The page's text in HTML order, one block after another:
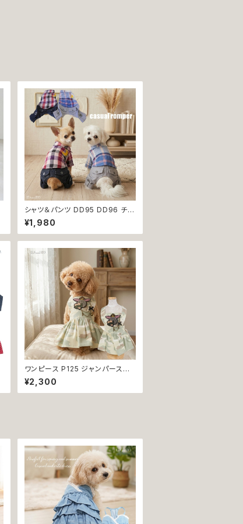
シャツ＆パンツ DD95 DD96 チェ
ック柄 星柄 半袖 つなぎ オールイ
ンワン カバーオール 犬用 猫用 犬
猫 ペット 服 犬服 猫服 犬の服 猫
¥1,980
ワンピース P125 ジャンパースカ
ート ジャンスカ スカート 迷彩柄
カモフラ アーミー パステル カーキ
ドッグウエア dog 犬 猫 ペット 服
¥2,300